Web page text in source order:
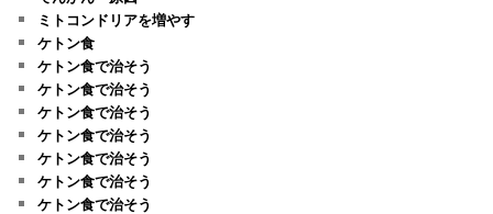
ミトコンドリアを増やす
ケトン食
ケトン食で治そう
ケトン食で治そう
ケトン食で治そう
ケトン食で治そう
ケトン食で治そう
ケトン食で治そう
ケトン食で治そう